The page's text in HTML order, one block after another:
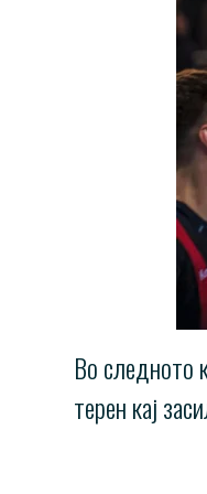
Во следното
терен кај